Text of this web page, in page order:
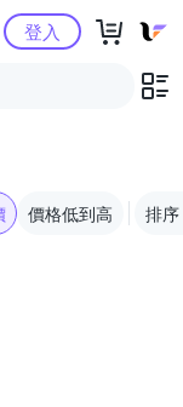
心
登入
價格低到高 排序